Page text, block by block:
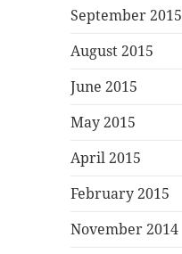
September 2015
August 2015
June 2015
May 2015
April 2015
February 2015
November 2014